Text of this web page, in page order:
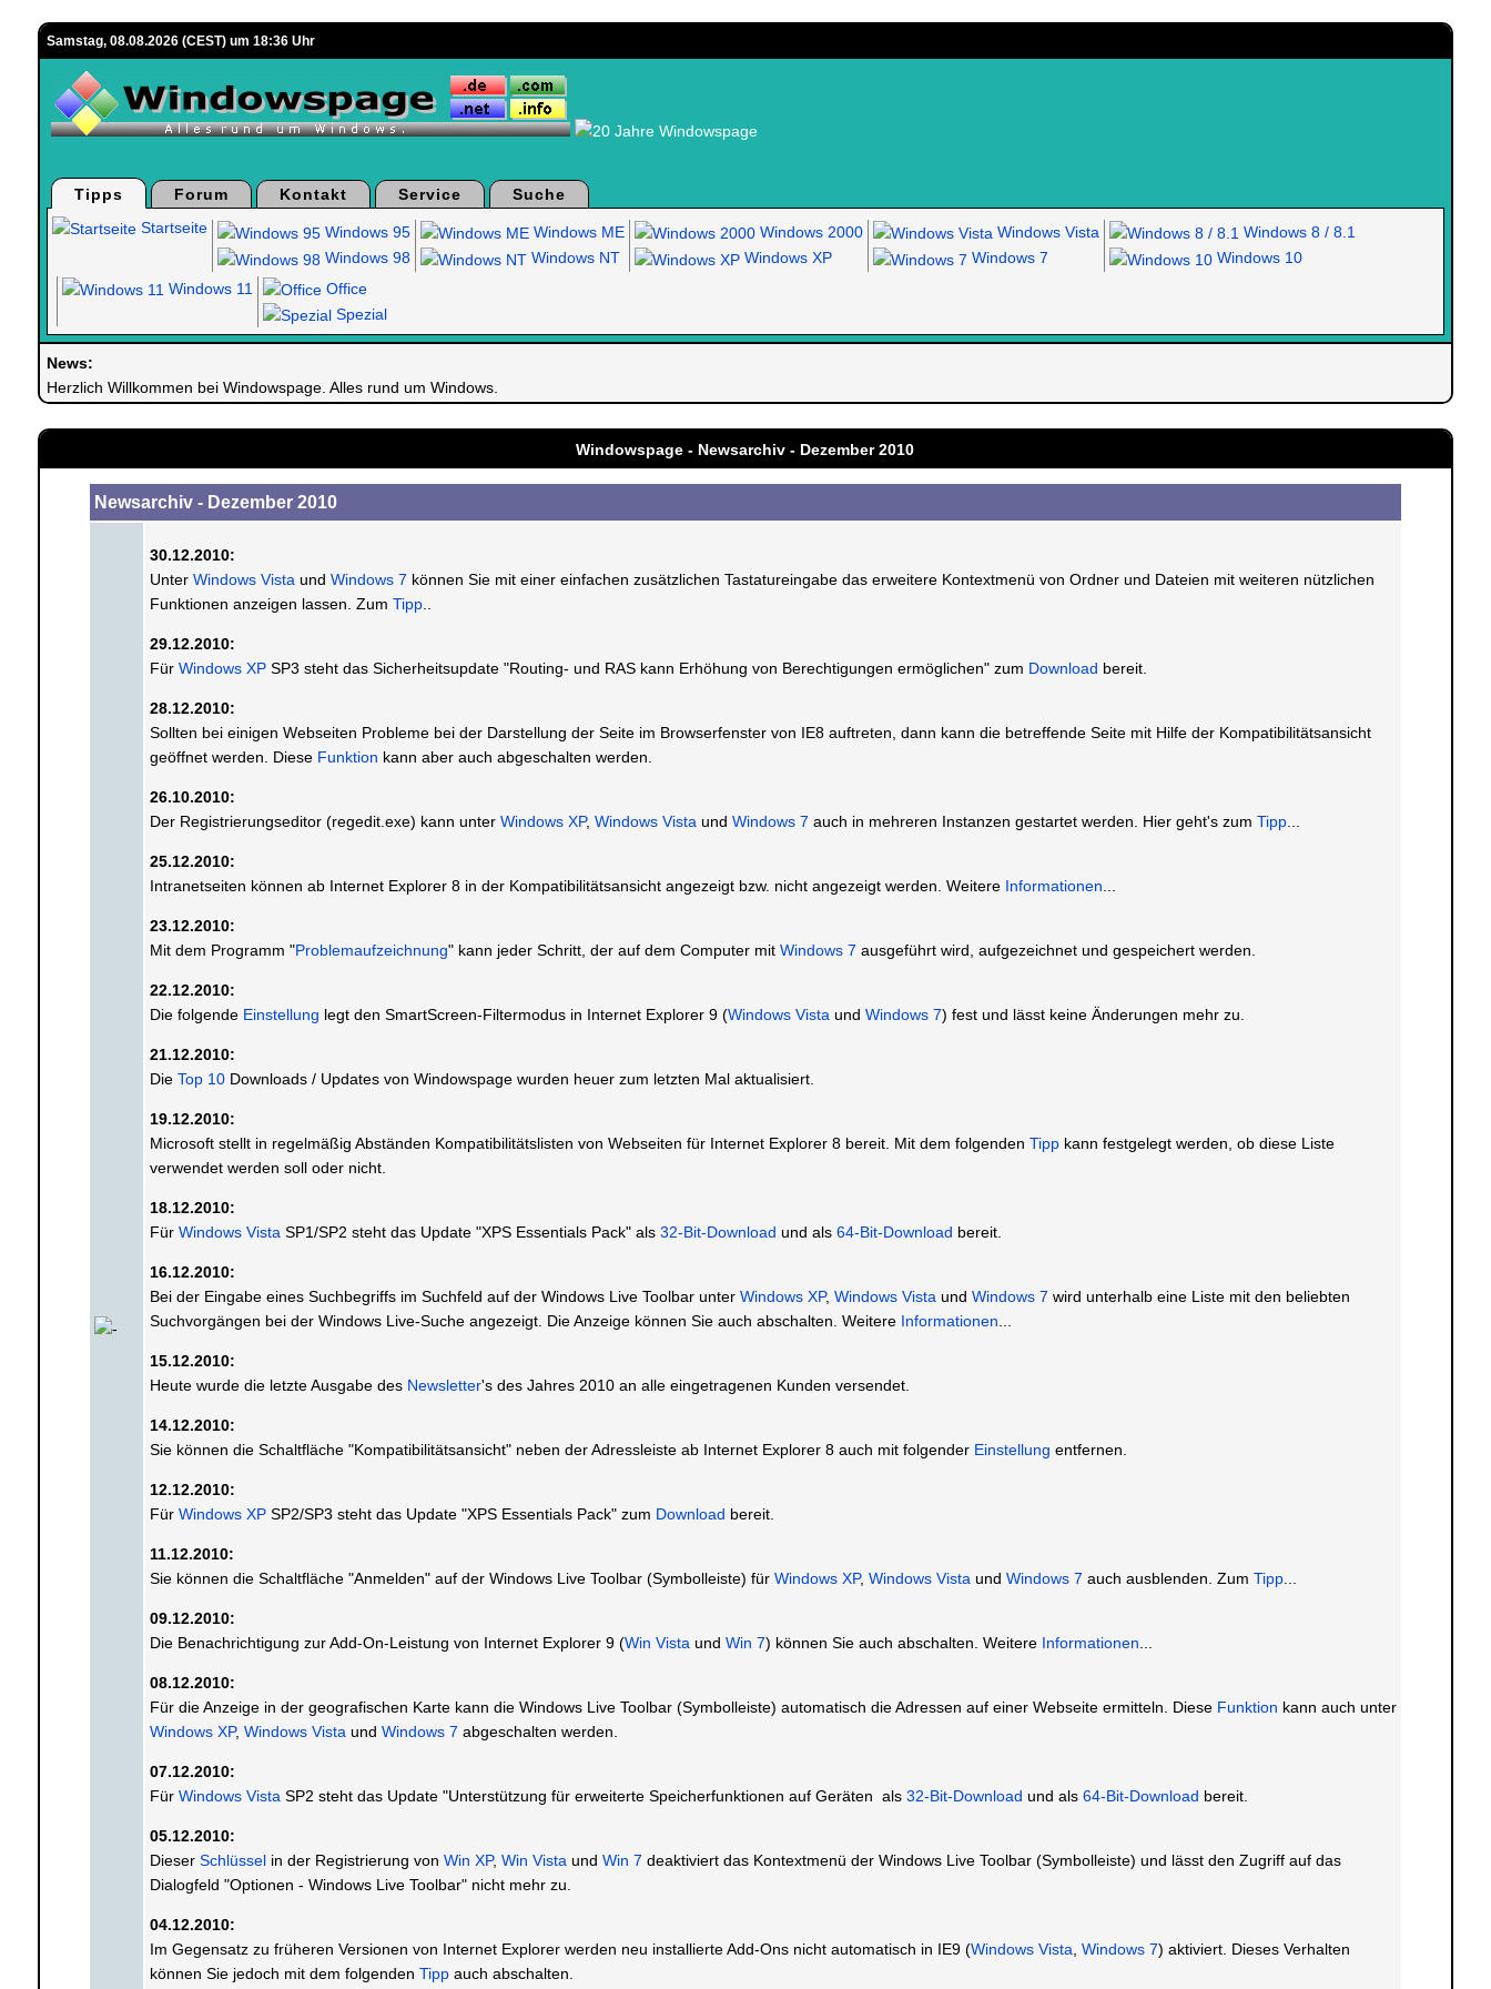
Samstag, 08.08.2026 (CEST) um 18:36 Uhr
Tipps Forum Kontakt Service
Suche
Startseite
Windows 95
Windows 98
Windows ME
Windows NT
Windows 2000
Windows XP
Windows Vista
Windows 7
Windows 8 / 8.1
Windows 10
Windows 11
Office
Spezial
News:
Herzlich Willkommen bei Windowspage. Alles rund um Windows.
Windowspage - Newsarchiv - Dezember 2010
Newsarchiv - Dezember 2010
30.12.2010:
Unter Windows Vista und Windows 7 können Sie mit einer einfachen zusätzlichen Tastatureingabe das erweitere Kontextmenü von Ordner und Dateien mit weiteren nützlichen
Funktionen anzeigen lassen. Zum Tipp..
29.12.2010:
Für Windows XPSP3 steht das Sicherheitsupdate "Routing- und RAS kann Erhöhung von Berechtigungen ermöglichen" zum Download bereit.
28.12.2010:
Sollten bei einigen Webseiten Probleme bei der Darstellung der Seite im Browserfenster von IE8 auftreten, dann kann die betreffende Seite mit Hilfe der Kompatibilitätsansicht
geöffnet werden. Diese Funktion kann aber auch abgeschalten werden.
26.10.2010:
Der Registrierungseditor (regedit.exe) kann unter Windows XP, Windows Vista und Windows 7 auch in mehreren Instanzen gestartet werden. Hier geht's zum Tipp...
25.12.2010:
Intranetseiten können ab Internet Explorer 8 in der Kompatibilitätsansicht angezeigt bzw. nicht angezeigt werden. Weitere Informationen
23.12.2010:
Mit dem Programm "Problemaufzeichnung" kann jeder Schritt, der auf dem Computer mit Windows 7 ausgeführt wird, aufgezeichnet und gespeichert werden.
22.12.2010:
Die folgende Einstellung legt den SmartScreen-Filtermodus in Internet Explorer 9 (Windows Vista und Windows 7) fest und lässt keine Änderungen mehr zu.
21.12.2010:
Die Top 10Downloads / Updates von Windowspage wurden heuer zum letzten Mal aktualisiert.
19.12.2010:
Microsoft stellt in regelmäßig Abständen Kompatibilitätslisten von Webseiten für Internet Explorer 8 bereit. Mit dem folgenden Tippkann festgelegt werden, ob diese Liste
verwendet werden soll oder nicht.
18.12.2010:
Für Windows Vista SP1/SP2 steht das Update "XPS Essentials Pack" als 32-Bit-Download und als 64-Bit-Download bereit.
16.12.2010:
Bei der Eingabe eines Suchbegriffs im Suchfeld auf der Windows Live Toolbar unter Windows XP, Windows Vista und Windows 7 wird unterhalb eine Liste mit den beliebten
Suchvorgängen bei der Windows Live-Suche angezeigt. Die Anzeige können Sie auch abschalten. Weitere Informationen
15.12.2010:
Heute wurde die letzte Ausgabe des Newsletter's des Jahres 2010 an alle eingetragenen Kunden versendet.
14.12.2010:
Sie können die Schaltfläche "Kompatibilitätsansicht" neben der Adressleiste ab Internet Explorer 8 auch mit folgender Einstellung entfernen.
12.12.2010:
Für Windows XPSP2/SP3 steht das Update "XPS Essentials Pack" zum Download bereit.
11.12.2010:
Sie können die Schaltfläche "Anmelden" auf der Windows Live Toolbar (Symbolleiste) für Windows XP, Windows Vista und Windows 7 auch ausblenden. Zum Tipp...
09.12.2010:
Die Benachrichtigung zur Add-On-Leistung von Internet Explorer 9 (Win Vista und Win 7) können Sie auch abschalten. Weitere Informationen
08.12.2010:
Für die Anzeige in der geografischen Karte kann die Windows Live Toolbar (Symbolleiste) automatisch die Adressen auf einer Webseite ermitteln. Diese Funktion kann auch unter
Windows XP, Windows Vista und Windows 7 abgeschalten werden.
07.12.2010:
Für Windows Vista SP2 steht das Update "Unterstützung für erweiterte Speicherfunktionen auf Geräten als 32-Bit-Download und als 64-Bit-Download bereit.
05.12.2010:
Dieser Schlüsselin der Registrierung von Win XP, Win Vista und Win 7 deaktiviert das Kontextmenü der Windows Live Toolbar (Symbolleiste) und lässt den Zugriff auf das
Dialogfeld "Optionen - Windows Live Toolbar" nicht mehr zu.
04.12.2010:
Im Gegensatz zu früheren Versionen von Internet Explorer werden neu installierte Add-Ons nicht automatisch in IE9 (Windows Vista Windows 7) aktiviert. Dieses Verhalten
können Sie jedoch mit dem folgenden Tippauch abschalten.